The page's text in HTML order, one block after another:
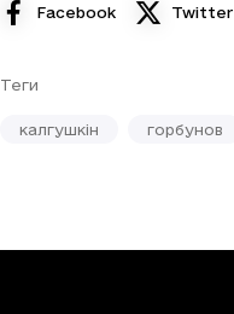
Facebook Twitter
Теги
калгушкін горбунов